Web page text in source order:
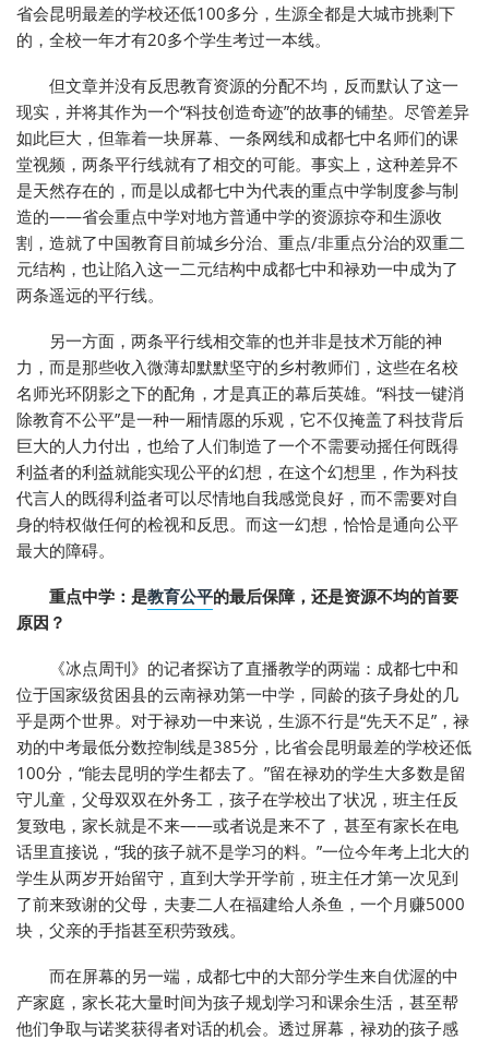
省会昆明最差的学校还低100多分，生源全都是大城市挑剩下
的，全校一年才有20多个学生考过一本线。
但文章并没有反思教育资源的分配不均，反而默认了这一
现实，并将其作为一个“科技创造奇迹”的故事的铺垫。尽管差异
如此巨大，但靠着一块屏幕、一条网线和成都七中名师们的课
堂视频，两条平行线就有了相交的可能。事实上，这种差异不
是天然存在的，而是以成都七中为代表的重点中学制度参与制
造的——省会重点中学对地方普通中学的资源掠夺和生源收
割，造就了中国教育目前城乡分治、重点/非重点分治的双重二
元结构，也让陷入这一二元结构中成都七中和禄劝一中成为了
两条遥远的平行线。
另一方面，两条平行线相交靠的也并非是技术万能的神
力，而是那些收入微薄却默默坚守的乡村教师们，这些在名校
名师光环阴影之下的配角，才是真正的幕后英雄。“科技一键消
除教育不公平”是一种一厢情愿的乐观，它不仅掩盖了科技背后
巨大的人力付出，也给了人们制造了一个不需要动摇任何既得
利益者的利益就能实现公平的幻想，在这个幻想里，作为科技
代言人的既得利益者可以尽情地自我感觉良好，而不需要对自
身的特权做任何的检视和反思。而这一幻想，恰恰是通向公平
最大的障碍。
重点中学：是教育公平的最后保障，还是资源不均的首要
原因？
《冰点周刊》的记者探访了直播教学的两端：成都七中和
位于国家级贫困县的云南禄劝第一中学，同龄的孩子身处的几
乎是两个世界。对于禄劝一中来说，生源不行是“先天不足”，禄
劝的中考最低分数控制线是385分，比省会昆明最差的学校还低
100分，“能去昆明的学生都去了。”留在禄劝的学生大多数是留
守儿童，父母双双在外务工，孩子在学校出了状况，班主任反
复致电，家长就是不来——或者说是来不了，甚至有家长在电
话里直接说，“我的孩子就不是学习的料。”一位今年考上北大的
学生从两岁开始留守，直到大学开学前，班主任才第一次见到
了前来致谢的父母，夫妻二人在福建给人杀鱼，一个月赚5000
块，父亲的手指甚至积劳致残。
而在屏幕的另一端，成都七中的大部分学生来自优渥的中
产家庭，家长花大量时间为孩子规划学习和课余生活，甚至帮
他们争取与诺奖获得者对话的机会。透过屏幕，禄劝的孩子感